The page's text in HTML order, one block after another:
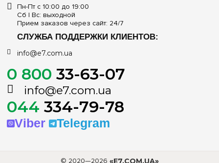
Пн-Пт с 10:00 до 19:00
Сб | Вс: выходной
Прием заказов через сайт: 24/7
СЛУЖБА ПОДДЕРЖКИ КЛИЕНТОВ:
info@e7.com.ua
0 800 33-63-07
info@e7.com.ua
044 334-79-78
Viber Telegram
© 2020—2026 «E7.COM.UA»